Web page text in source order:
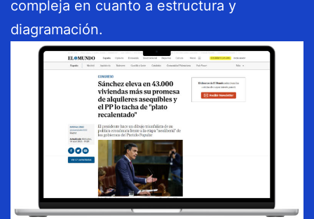
compleja en cuanto a estructura y
diagramación.